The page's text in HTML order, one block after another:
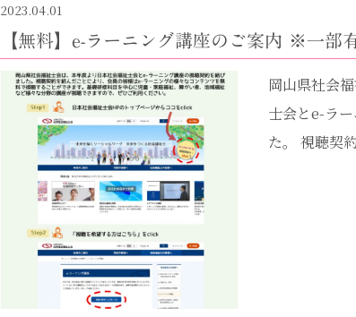
2023.04.01
【無料】e-ラーニング講座のご案内 ※一部
岡山県社会
士会とe-ラ
た。 視聴契